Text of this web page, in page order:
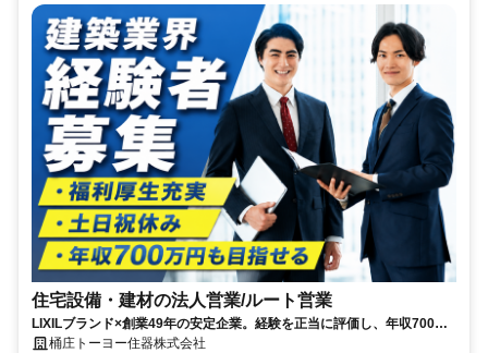
住宅設備・建材の法人営業/ルート営業
LIXILブランド×創業49年の安定企業。経験を正当に評価し、年収700万
円も目指せます。
桶庄トーヨー住器株式会社